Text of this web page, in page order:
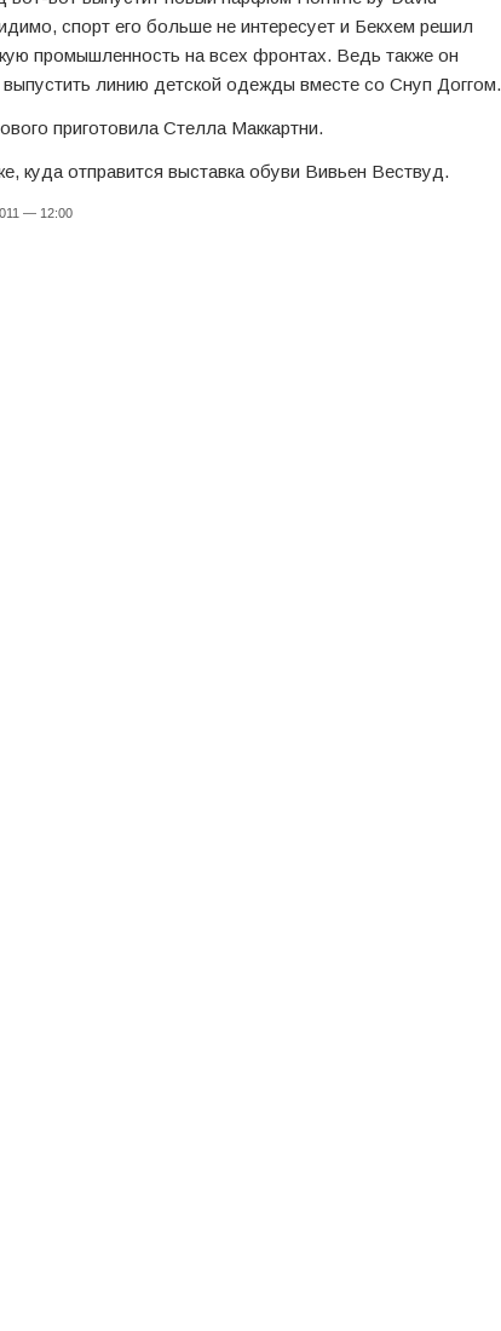
спорт его больше не интересует и Бекхем решил
промышленность на всех фронтах. Ведь также он
линию детской одежды вместе со Снуп Доггом.
приготовила Стелла Маккартни.
куда отправится выставка обуви Вивьен Вествуд.
— 12:00